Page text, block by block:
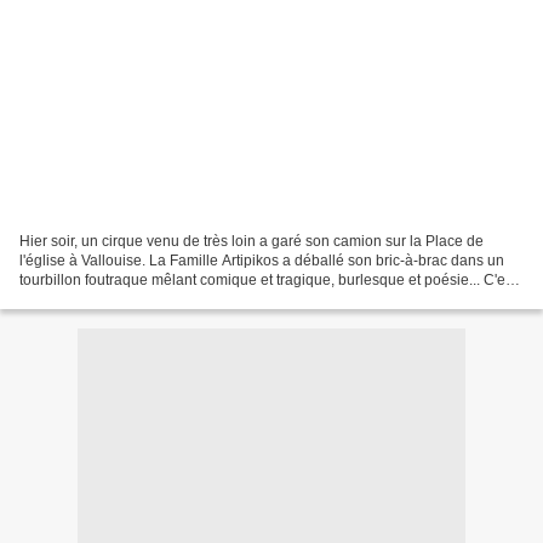
Hier soir, un cirque venu de très loin a garé son camion sur la Place de
l'église à Vallouise. La Famille Artipikos a déballé son bric-à-brac dans un
tourbillon foutraque mêlant comique et tragique, burlesque et poésie... C'est